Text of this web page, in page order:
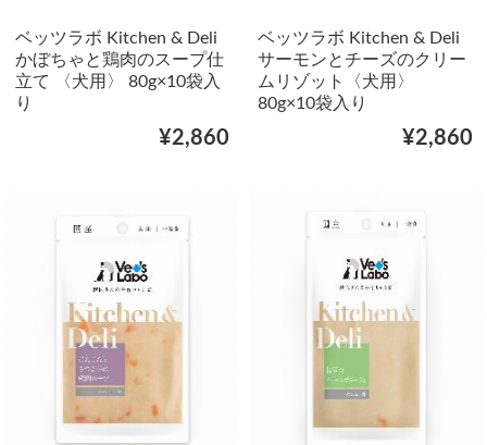
ベッツラボ Kitchen & Deli
かぼちゃと鶏肉のスープ仕
立て 〈犬用〉 80g×10袋入
り
¥2,860
ベッツラボ Kitchen & Deli
サーモンとチーズのクリー
ムリゾット〈犬用〉
80g×10袋入り
¥2,860